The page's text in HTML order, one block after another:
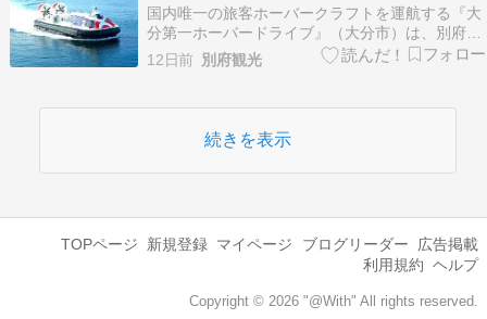
国内唯一の旅客ホーバークラフトを運航する『大
分第一ホーバードライブ』（大分市）は、別府市
と大分空港を結ぶ新航路の実現に向け、2026年秋
頃に実証運航を実施する方針を明らかにしまし
は、大分市の西大分地区へ結ぶ航路のみとなって
います。一方で…
12日前 別府観光
続きを表示
TOPページ 新規登録 マイページ ブログリーダー
広告掲載
利用規約 ヘルプ
Copyright © 2026 "@With" All rights reserved.